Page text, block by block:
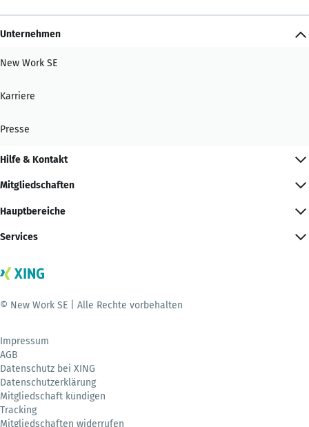
Unternehmen
New Work SE
Karriere
Presse
Hilfe & Kontakt
Mitgliedschaften
Hauptbereiche
Services
© New Work SE | Alle Rechte vorbehalten
Impressum
AGB
Datenschutz bei XING
Datenschutzerklärung
Mitgliedschaft kündigen
Tracking
Mitgliedschaften widerrufen